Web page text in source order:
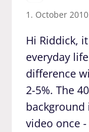
1. October
Hi Riddick,
everyday
difference
2-5%. The
video once